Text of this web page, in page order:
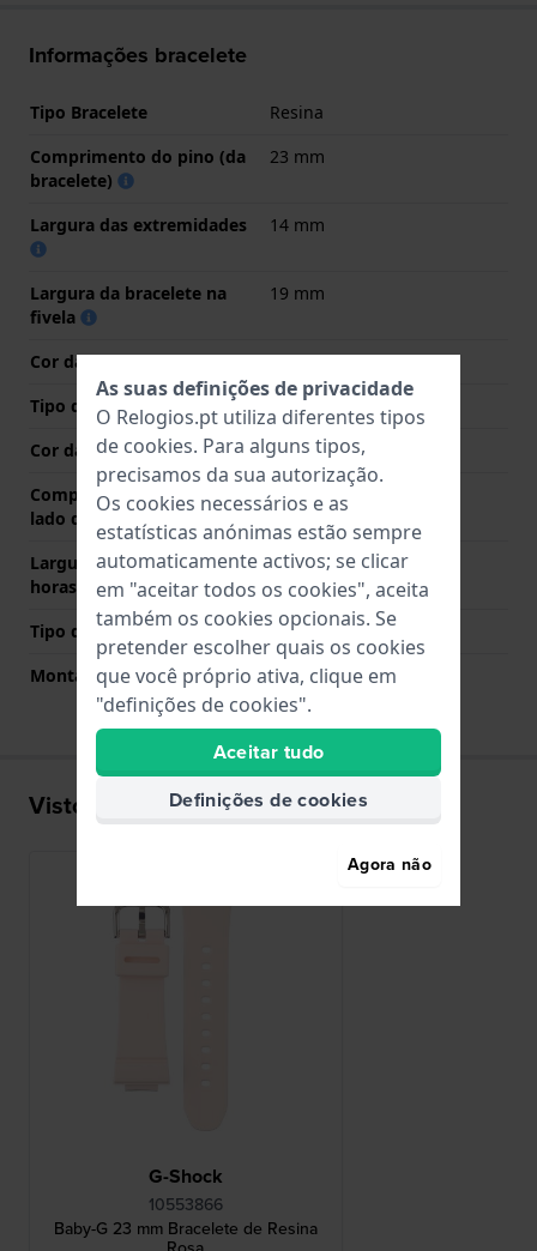
Informações bracelete
Tipo Bracelete
Resina
Comprimento do pino (da
bracelete)
23 mm
Largura das extremidades 14 mm
Largura da bracelete na
fivela
19 mm
Cor da bracelete
Rosa
Tipo de Fecho
Fecho
Cor da fivela
Prata
Comprimento de banda no
lado das 12 horas
65 mm
Largura de banda lado 6
horas (mm)
110 mm
Tipo de montagem
Pinos de pressão
Montagem Reta
Não
Visto recentemente
G-Shock
10553866
Baby-G 23 mm Bracelete de Resina
As suas definições de privacidade
O Relogios.pt utiliza diferentes tipos
de cookies. Para alguns tipos,
precisamos da sua autorização.
Os cookies necessários e as
estatísticas anónimas estão sempre
automaticamente activos; se clicar
em "aceitar todos os cookies", aceita
também os cookies opcionais. Se
pretender escolher quais os cookies
que você próprio ativa, clique em
"definições de cookies".
Aceitar tudo
Definições de cookies
Agora não